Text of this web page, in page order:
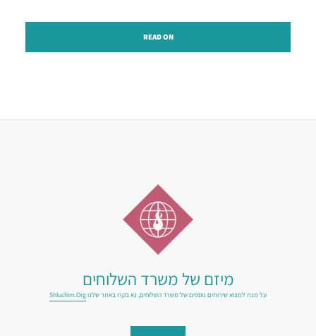
READ ON
מיזם של משרד השלוחים
על מנת למצוא שירותים נוספים של משרד השלוחים, נא בקרו באתר שלנוShluchim.org